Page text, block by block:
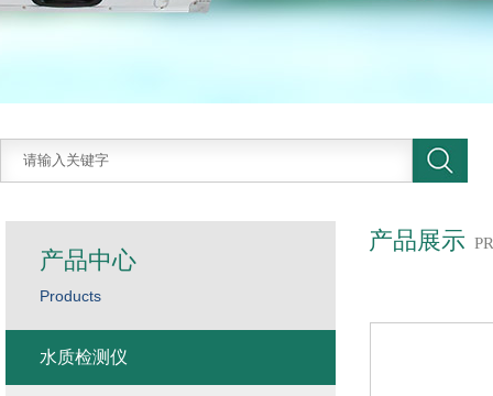
产品展示
产品中心
Products
水质检测仪